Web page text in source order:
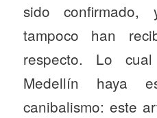
sido confirmado,
tampoco han
respecto. Lo
Medellín haya
canibalismo: este